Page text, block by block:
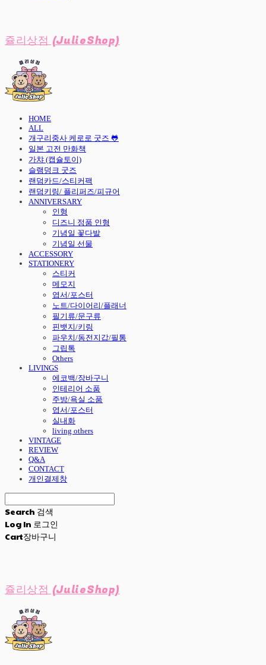
쥴리상점 (JulieShop)
HOME
ALL
개구리중사 케로로 굿즈 🐸
일본 고전 만화책
가챠 (캡슐토이)
슬램덩크 굿즈
랜덤카드/스티커팩
랜덤키링/ 플리퍼즈/피규어
ANNIVERSARY
인형
디즈니 정품 인형
기념일 꽃다발
기념일 선물
ACCESSORY
STATIONERY
스티커
메모지
엽서/포스터
노트/다이어리/플래너
필기류/문구류
핀뱃지/키링
파우치/동전지갑/필통
그립톡
Others
LIVINGS
에코백/장바구니
인테리어 소품
주방/욕실 소품
엽서/포스터
실내화
living others
VINTAGE
REVIEW
Q&A
CONTACT
개인결제창
Search 검색
Log In 로그인
Cart장바구니
쥴리상점 (JulieShop)